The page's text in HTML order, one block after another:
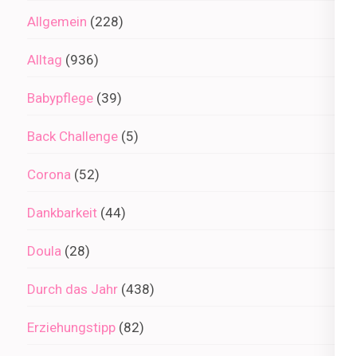
Allgemein (228)
Alltag (936)
Babypflege (39)
Back Challenge (5)
Corona (52)
Dankbarkeit (44)
Doula (28)
Durch das Jahr (438)
Erziehungstipp (82)